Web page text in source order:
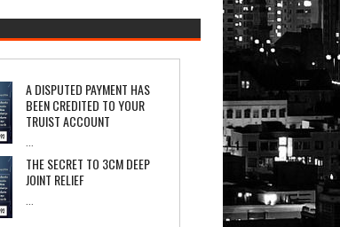
A DISPUTED PAYMENT HAS
BEEN CREDITED TO YOUR
TRUIST ACCOUNT
THE SECRET TO 3CM DEEP
JOINT RELIEF